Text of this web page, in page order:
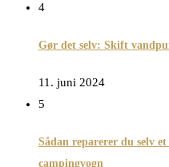
4
Gør det selv: Skift
11. juni 2024
5
Sådan reparerer du selv
campingvogn